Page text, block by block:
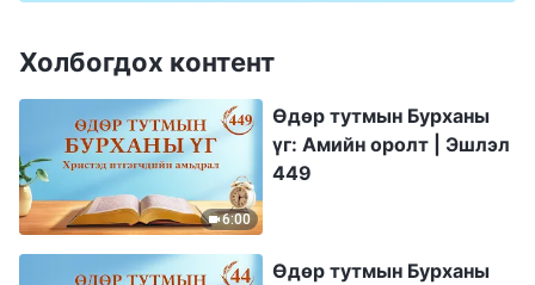
Холбогдох контент
6:00
Өдөр тутмын Бурханы
үг: Амийн оролт | Эшлэл
449
Өдөр тутмын Бурханы